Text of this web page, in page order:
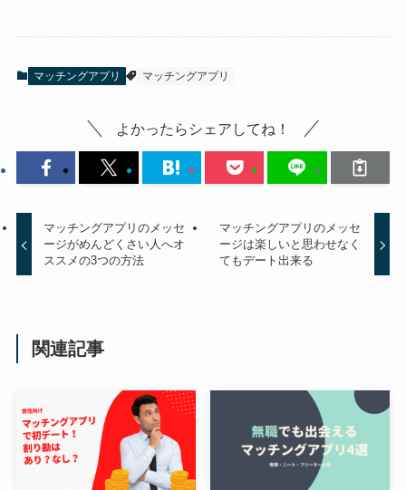
マッチングアプリ マッチングアプリ
よかったらシェアしてね！
マッチングアプリのメッセ
ージがめんどくさい人へオ
ススメの3つの方法
マッチングアプリのメッセ
ージは楽しいと思わせなく
てもデート出来る
関連記事